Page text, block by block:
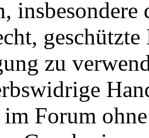
geschützte
zu
Forum